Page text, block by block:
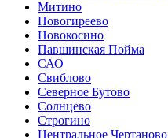
Митино
Новогиреево
Новокосино
Павшинская Пойма
САО
Свиблово
Северное Бутово
Солнцево
Строгино
Центральное Чертаново